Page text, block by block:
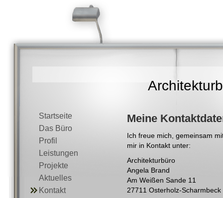
Startseite
Das Büro
Profil
Leistungen
Projekte
Aktuelles
Kontakt
Meine
Ich freue mich, gemeinsam
mir in Kontakt unter:
Architekturbüro
Angela Brand
Am Weißen Sande 11
27711 Osterholz-Scharmbeck